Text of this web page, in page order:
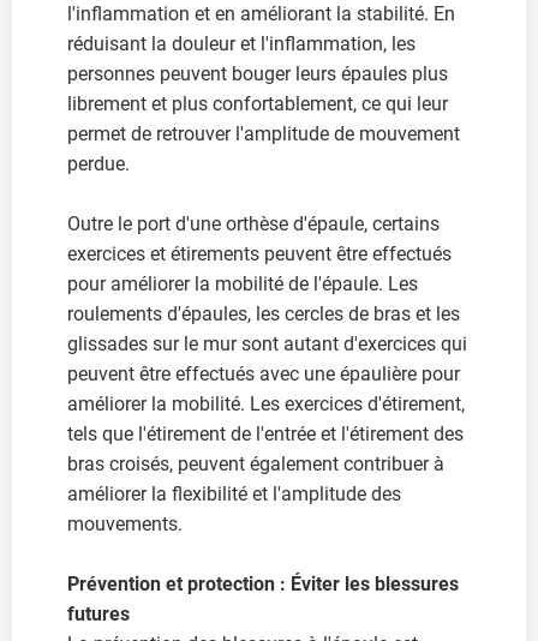
l'inflammation et en améliorant la stabilité. En
réduisant la douleur et l'inflammation, les
personnes peuvent bouger leurs épaules plus
librement et plus confortablement, ce qui leur
permet de retrouver l'amplitude de mouvement
perdue.
Outre le port d'une orthèse d'épaule, certains
exercices et étirements peuvent être effectués
pour améliorer la mobilité de l'épaule. Les
roulements d'épaules, les cercles de bras et les
glissades sur le mur sont autant d'exercices qui
peuvent être effectués avec une épaulière pour
améliorer la mobilité. Les exercices d'étirement,
tels que l'étirement de l'entrée et l'étirement des
bras croisés, peuvent également contribuer à
améliorer la flexibilité et l'amplitude des
mouvements.
Prévention et protection : Éviter les blessures
futures